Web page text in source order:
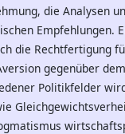
die Analysen
Empfehlungen.
die Rechtfertigung
gegenüber
Politikfelder